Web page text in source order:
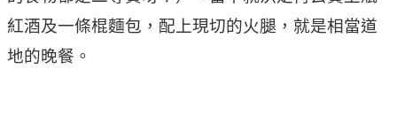
紅酒及一條棍麵包，配上現切的火腿，就是相當道
地的晚餐。